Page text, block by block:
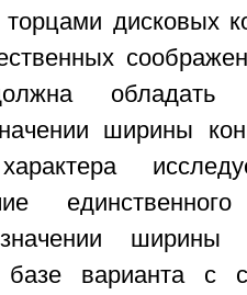
дисковых
обладать
ширины
значении
варианта с